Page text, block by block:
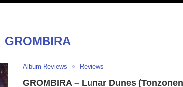
GROMBIRA
Album Reviews Reviews
GROMBIRA – Lunar Dunes (Tonzonen